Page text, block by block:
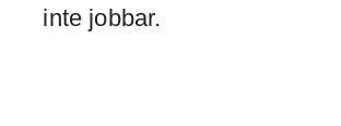
inte jobbar.